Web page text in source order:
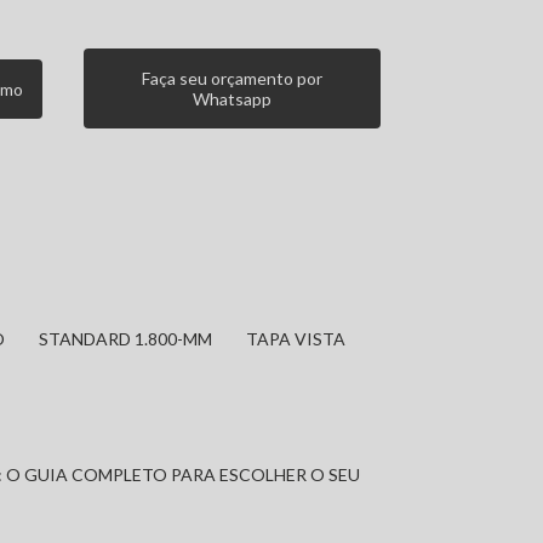
Faça seu orçamento por
Whatsapp
STANDARD 1.800-MM TAPA VISTA
GUIA COMPLETO PARA ESCOLHER O SEU